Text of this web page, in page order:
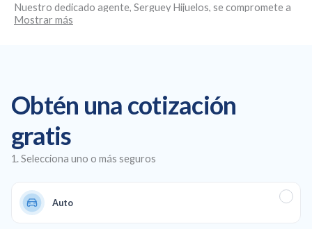
Nuestro dedicado agente, Serguey Hijuelos, se compromete a
brindar un servicio personalizado y asesoramiento experto.
garantizar una protección total en todos los aspectos de su
vida y su negocio.
Mostrar más
Obtén una cotización
gratis
1. Selecciona uno o más seguros
Auto